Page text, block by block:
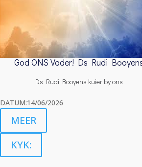
God ONS Vader! Ds Rudi
Ds Rudi Booyens kuier by ons
DATUM:14/06/2026
MEER
KYK: